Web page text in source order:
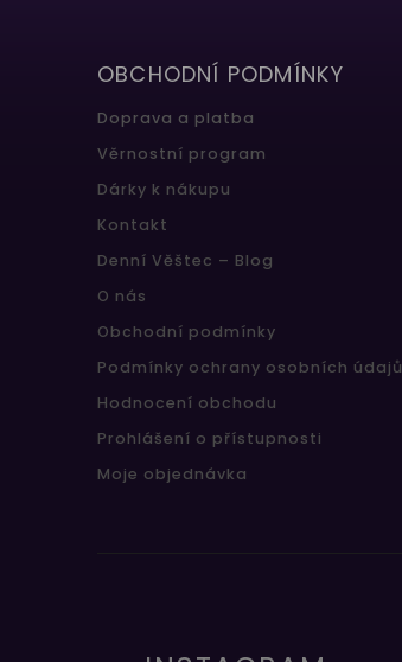
OBCHODNÍ PODMÍNKY
Doprava a platba
Věrnostní program
Dárky k nákupu
Kontakt
Denní Věštec – Blog
O nás
Obchodní podmínky
Podmínky ochrany osobních údajů
Hodnocení obchodu
Prohlášení o přístupnosti
Moje objednávka